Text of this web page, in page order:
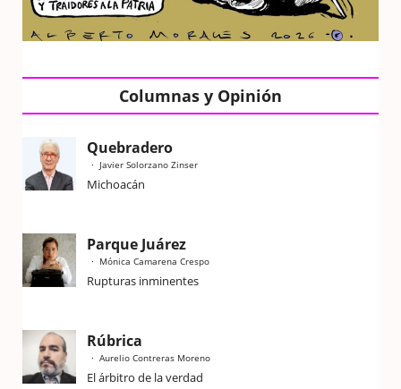
Columnas y Opinión
Quebradero
Javier Solorzano Zinser
Michoacán
Parque Juárez
Mónica Camarena Crespo
Rupturas inminentes
Rúbrica
Aurelio Contreras Moreno
El árbitro de la verdad